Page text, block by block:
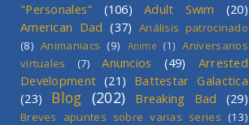
"Personales" (106) Adult Swim
(20)
American Dad (37) Análisis patrocinado
(8) Animaniacs (9) Anime (1) Aniversarios
virtuales
(7) Anuncios (49)
Arrested
Development (21) Battestar Galactica
(23)
Blog (202) Breaking Bad (29)
Breves apuntes sobre varias series (13)